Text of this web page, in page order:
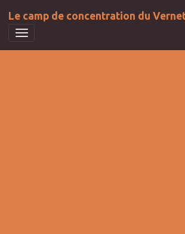
Le camp de concentration du